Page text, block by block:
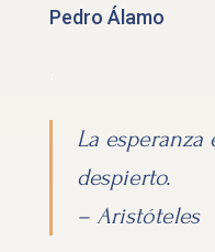
Pedro Álamo
La
despierto.
– Aristóteles